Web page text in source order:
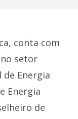
conta com
setor
Energia
Energia
de